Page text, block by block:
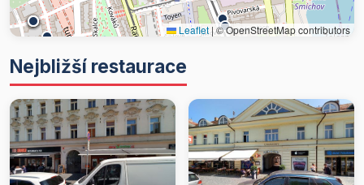
Leaflet|© OpenStreetMap contributors
Nejbližší restaurace